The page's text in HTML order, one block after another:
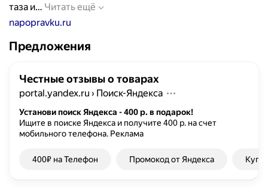
таза и… Читать ещё
п
о
л
н
я
у
napopravku.ru
Предложения
Честные отзывы о товарах
portal.yandex.ru › Поиск-Яндекса
Установи поиск Яндекса - 400 р. в подарок!
Ищите в поиске Яндекса и получите 400 р. на счет
мобильного телефона. Реклама
400₽ на Телефон Промокод от Яндекса